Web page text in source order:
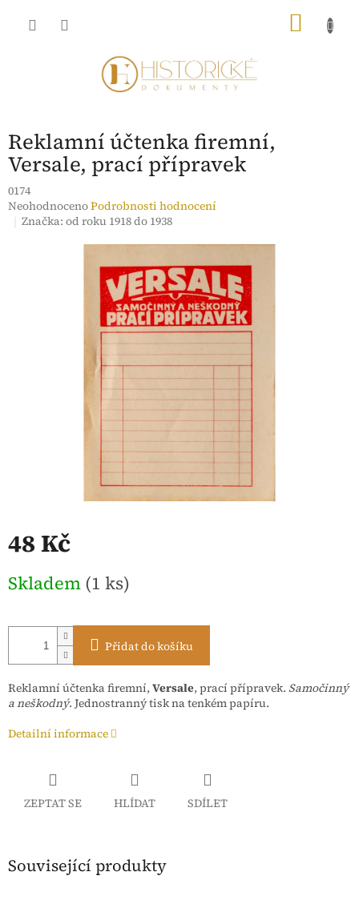
Reklamní účtenka firemní,
Versale, prací přípravek
0174
Průměrné
hodnocení
NeohodnocenoPodrobnosti hodnocení
Značka:od roku 1918 do 1938
48 Kč
cena:
Skladem (1 ks)
Přidat do košíku
Reklamní účtenka firemní, Versale, prací přípravek. Samočinný
a neškodný. Jednostranný tisk na tenkém papíru.
Detailní informace
ZEPTAT SE HLÍDAT SDÍLET
Související produkty